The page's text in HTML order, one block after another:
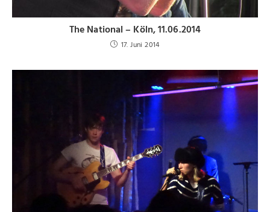
The National – Köln, 11.06.2014
17. Juni 2014